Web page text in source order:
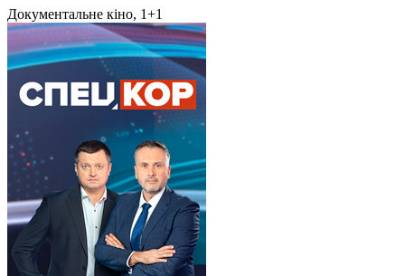
Документальне кіно, 1+1